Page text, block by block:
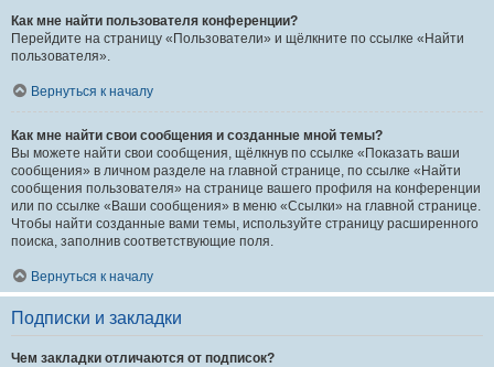
Как мне найти пользователя конференции?
Перейдите на страницу «Пользователи» и щёлкните по ссылке «Найти
пользователя».
Вернуться к началу
Как мне найти свои сообщения и созданные мной темы?
Вы можете найти свои сообщения, щёлкнув по ссылке «Показать ваши
сообщения» в личном разделе на главной странице, по ссылке «Найти
сообщения пользователя» на странице вашего профиля на конференции
или по ссылке «Ваши сообщения» в меню «Ссылки» на главной странице.
Чтобы найти созданные вами темы, используйте страницу расширенного
поиска, заполнив соответствующие поля.
Вернуться к началу
Подписки и закладки
Чем закладки отличаются от подписок?